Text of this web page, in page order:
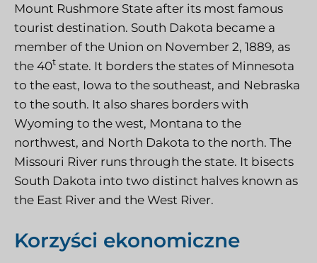
Mount Rushmore State after its most famous
tourist destination. South Dakota became a
member of the Union on November 2, 1889, as
the 40t state. It borders the states of Minnesota
to the east, Iowa to the southeast, and Nebraska
to the south. It also shares borders with
Wyoming to the west, Montana to the
northwest, and North Dakota to the north. The
Missouri River runs through the state. It bisects
South Dakota into two distinct halves known as
the East River and the West River.
Korzyści ekonomiczne